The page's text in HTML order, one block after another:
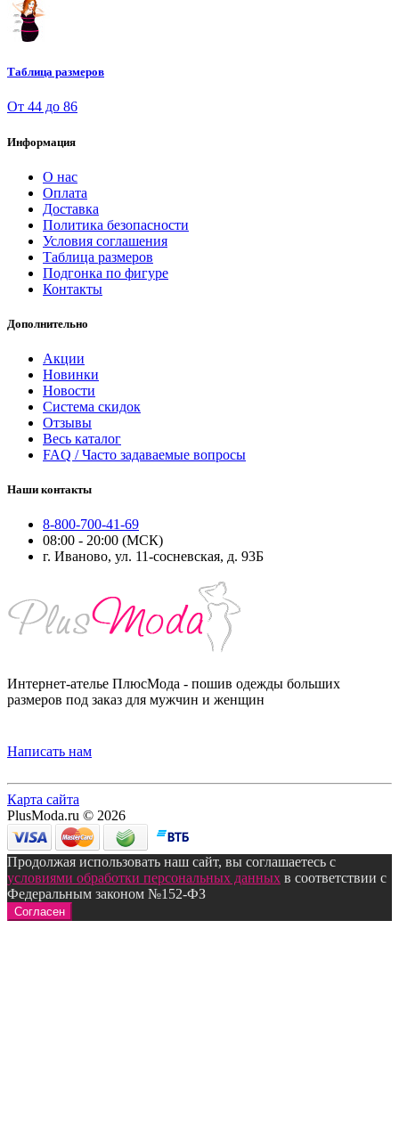
Таблица размеров
От 44 до 86
Информация
О нас
Оплата
Доставка
Политика безопасности
Условия соглашения
Таблица размеров
Подгонка по фигуре
Контакты
Дополнительно
Акции
Новинки
Новости
Система скидок
Отзывы
Весь каталог
FAQ / Часто задаваемые вопросы
Наши контакты
8-800-700-41-69
08:00 - 20:00 (МСК)
г. Иваново, ул. 11-сосневская, д. 93Б
Интернет-ателье ПлюсМода - пошив одежды больших
размеров под заказ для мужчин и женщин
Написать нам
Карта сайта
PlusModa.ru © 2026
Продолжая использовать наш сайт, вы соглашаетесь с
условиями обработки персональных данных в соответствии с
Федеральным законом №152-ФЗ
Согласен